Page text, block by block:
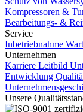
Kompressoren &
Bearbeitungs- &
Service
Inbetriebnahme
Unternehmen
Karriere Leitbild
Entwicklung
Unsere